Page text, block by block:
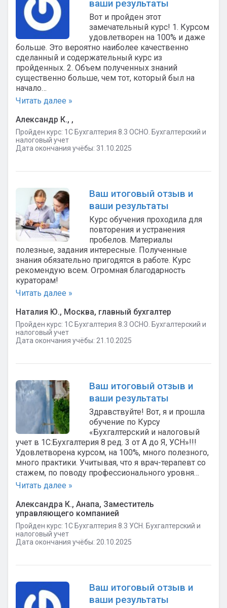
ваши результаты
Вот и пройден этот
замечательный курс! 1. Курсом
удовлетворен на 100% и даже
больше. Это вероятно наиболее качественно
сделанный и содержательный курс из
пройденных. 2. Объем полученных знаний
существенно больше, чем тот, который был на
начало…
Читать далее »
Александр К., ,
Пройден курс: 1C Бухгалтерия 8.3 ОСНО. Бухгалтерский и
налоговый учет
Дата окончания учёбы: 31.10.2025
Ваш итоговый отзыв и
ваши результаты
Курс обучения проходила для
повторения и устранения
пробелов. Материалы
полезные, задания интересные. Полученные
знания обязательно пригодятся в работе. Курс
рекомендую всем. Огромная благодарность
кураторам!
Читать далее »
Наталия Ю., Москва, главный бухгалтер
Пройден курс: 1C Бухгалтерия 8.3 ОСНО. Бухгалтерский и
налоговый учет
Дата окончания учёбы: 21.10.2025
Ваш итоговый отзыв и
ваши результаты
Здравствуйте! Вот, я и прошла
обучение по Курсу
«Бухгалтерский и налоговый
учет в 1С:Бухгалтерия 8 ред. 3 от А до Я, УСН»!!!
Удовлетворена курсом, на 100%, много полезного,
много практики. Учитывая, что я врач-терапевт со
стажем, по поводу профессионального уровня…
Читать далее »
Александра К., Анапа, Заместитель
управляющего компанией
Пройден курс: 1C Бухгалтерия 8.3 УСН. Бухгалтерский и
налоговый учет
Дата окончания учёбы: 20.10.2025
Ваш итоговый отзыв и
ваши результаты